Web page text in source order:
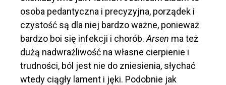
osoba pedantyczna i precyzyjna, porządek i
czystość są dla niej bardzo ważne, ponieważ
bardzo boi się infekcji i chorób. Arsen ma też
dużą nadwrażliwość na własne cierpienie i
trudności, ból jest nie do zniesienia, słychać
wtedy ciągły lament i jęki. Podobnie jak